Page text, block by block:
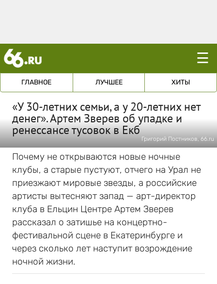
☰
ГЛАВНОЕ ЛУЧШЕЕ ХИТЫ
«У 30-летних семьи, а у 20-летних нет
денег». Артем Зверев об упадке и
ренессансе тусовок в Екб
Григорий Постников, 66.ru
Почему не открываются новые ночные
клубы, а старые пустуют, отчего на Урал не
приезжают мировые звезды, а российские
артисты вытесняют запад — арт-директор
клуба в Ельцин Центре Артем Зверев
рассказал о затишье на концертно-
фестивальной сцене в Екатеринбурге и
через сколько лет наступит возрождение
ночной жизни.